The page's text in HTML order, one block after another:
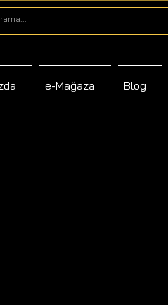
e-Mağaza Blog